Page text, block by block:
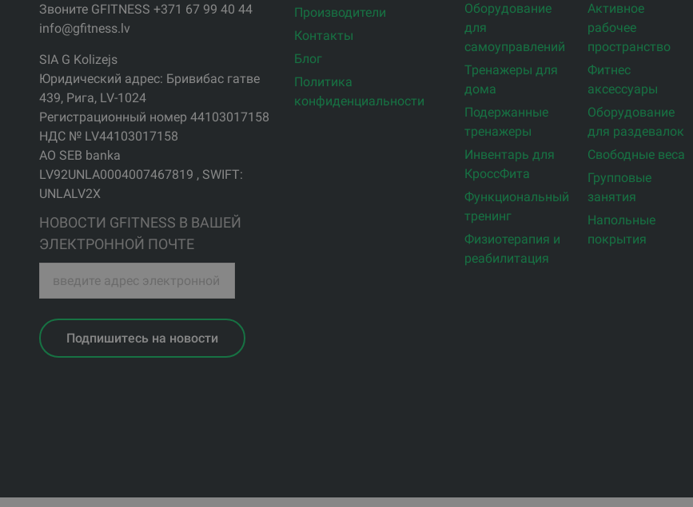
Звоните GFITNESS +371 67 99 40 44
info@gfitness.lv
SIA G Kolizejs
Юридический адрес: Бривибас гатве
439, Рига, LV-1024
Регистрационный номер 44103017158
НДС № LV44103017158
АО SEB banka
LV92UNLA0004007467819 , SWIFT:
UNLALV2X
НОВОСТИ GFITNESS В ВАШЕЙ
ЭЛЕКТРОННОЙ ПОЧТЕ
Подпишитесь на новости
Производители
Контакты
Блог
Политика
конфиденциальности
Оборудование
для
самоуправлений
Тренажеры для
дома
Подержанные
тренажеры
Инвентарь для
КроссФита
Функциональный
тренинг
Физиотерапия и
реабилитация
Активное
рабочее
пространство
Фитнес
аксессуары
Оборудование
для раздевалок
Свободные веса
Групповые
занятия
Напольные
покрытия